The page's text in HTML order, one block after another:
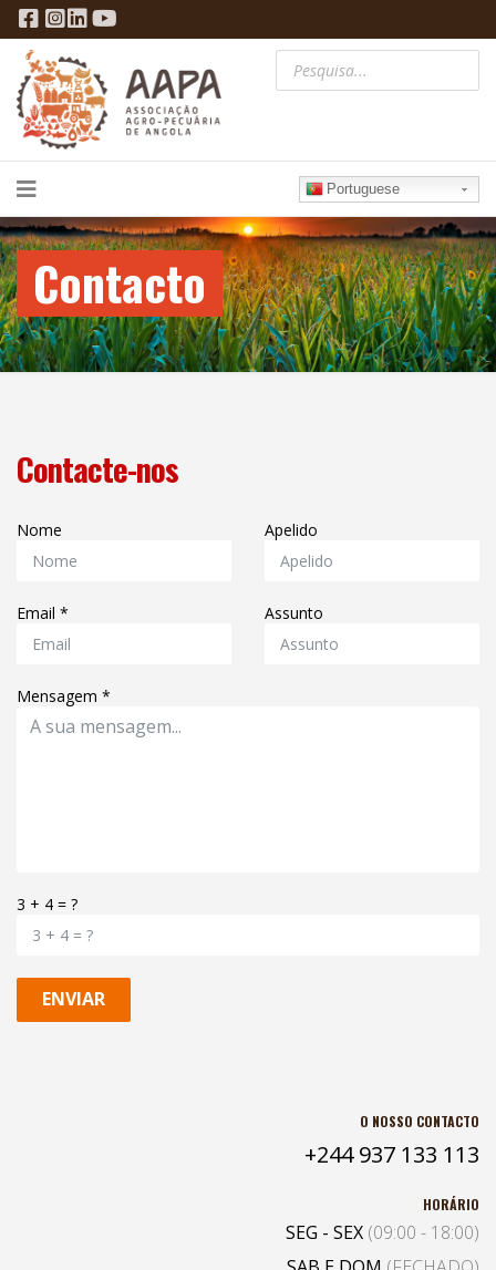
Portuguese
Contacto
Contacte-nos
Nome Apelido
Email * Assunto
Mensagem *
3 + 4 = ?
ENVIAR
O NOSSO CONTACTO
+244 937 133 113
HORÁRIO
SEG - SEX (09:00 - 18:00)